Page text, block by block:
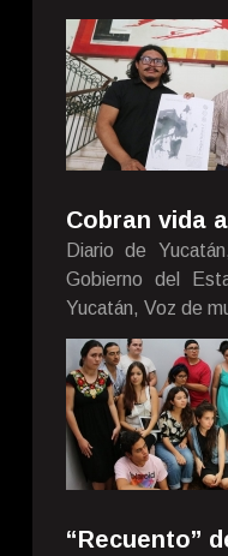
Cobran vida
Diario de
Gobierno del
Yucatán, Voz de
“Recuento”